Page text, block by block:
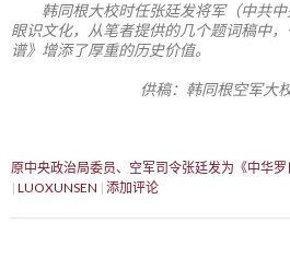
韩同根大校时任张廷发将军（中共
眼识文化，从笔者提供的几个题词稿中
谱》增添了厚重的历史价值。
供稿：韩同根空军
原中央政治局委员、空军司令张廷发为《中华
LUOXUNSEN 添加评论